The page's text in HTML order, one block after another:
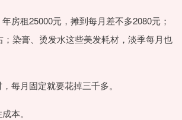
房租25000元，摊到每月差不多2080元；
；染膏、烫发水这些美发耗材，淡季每月也
每月固定就要花掉三千多。
本。